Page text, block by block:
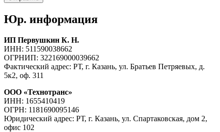
Юр. информация
ИП Первушкин К. Н.
ИНН: 511590038662
ОГРНИП: 322169000039662
Фактический адрес: РТ, г. Казань, ул. Братьев Петряевых, д.
5к2, оф. 311
ООО «Технотранс»
ИНН: 1655410419
ОГРН: 1181690095146
Юридический адрес: РТ, г. Казань, ул. Спартаковская, дом 2,
офис 102